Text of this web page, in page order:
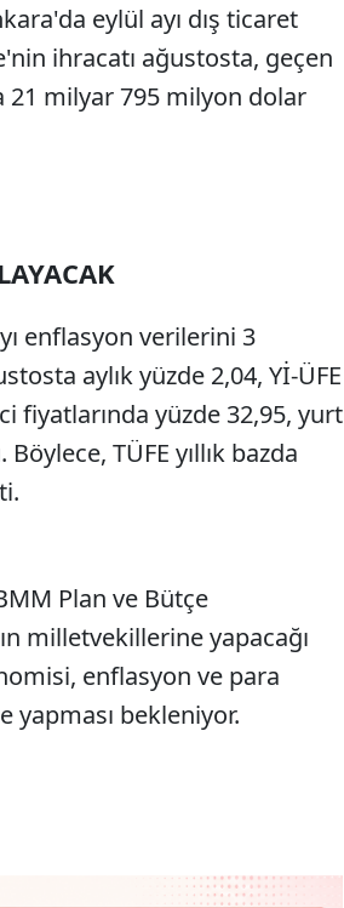
eylül ayı dış ticaret
ihracatı ağustosta, geçen
21 milyar 795 milyon dolar
enflasyon verilerini 3
aylık yüzde 2,04, Yİ-ÜFE
fiyatlarında yüzde 32,95, yurt
TÜFE yıllık bazda
Plan ve Bütçe
milletvekillerine yapacağı
enflasyon ve para
yapması bekleniyor.